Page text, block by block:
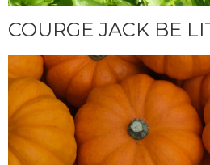
COURGE JACK BE